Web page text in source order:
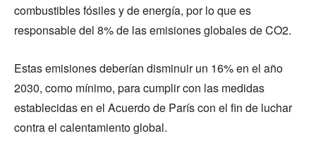
combustibles fósiles y de energía, por lo que es
responsable del 8% de las emisiones globales de CO2.
Estas emisiones deberían disminuir un 16% en el año
2030, como mínimo, para cumplir con las medidas
establecidas en el Acuerdo de París con el fin de luchar
contra el calentamiento global.